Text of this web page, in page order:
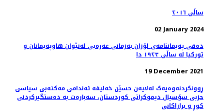
ساڵی ٢٠١٦
02 January 2024
دەقی پەیماننامەی لۆزان بەزمانی عەرەبی لەنێوان هاوپەیمانان و
تورکیا لە ساڵی ١٩٢٣ دا
19 December 2021
ڕوونکردنەوەیەک لەلایەن حسێن خەلیفە ئەندامی مەكتەبی سیاسی
حزبی سۆسیال دیموكراتی كوردستان، سەبارەت بە دەستگیرکردنی
کوڕ و برازاکانی